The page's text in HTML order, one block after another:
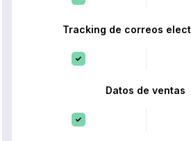
Tracking de correos
Datos de ventas